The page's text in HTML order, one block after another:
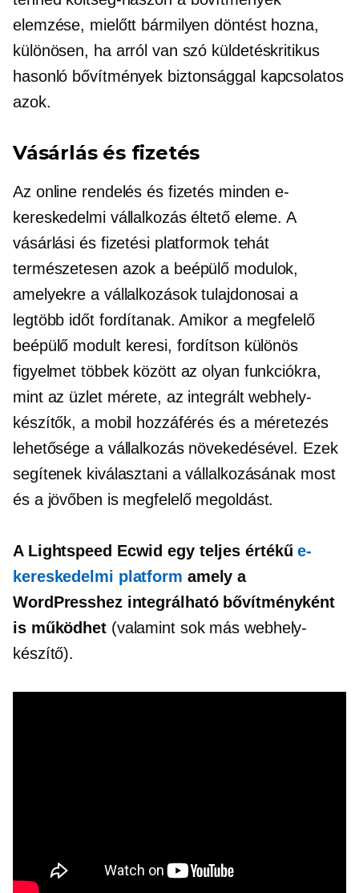
elemzése, mielőtt bármilyen döntést hozna,
különösen, ha arról van szó küldetéskritikus
hasonló bővítmények biztonsággal kapcsolatos
azok.
Vásárlás és fizetés
Az online rendelés és fizetés minden e-
kereskedelmi vállalkozás éltető eleme. A
vásárlási és fizetési platformok tehát
természetesen azok a beépülő modulok,
amelyekre a vállalkozások tulajdonosai a
legtöbb időt fordítanak. Amikor a megfelelő
beépülő modult keresi, fordítson különös
figyelmet többek között az olyan funkciókra,
mint az üzlet mérete, az integrált webhely-
készítők, a mobil hozzáférés és a méretezés
lehetősége a vállalkozás növekedésével. Ezek
segítenek kiválasztani a vállalkozásának most
és a jövőben is megfelelő megoldást.
A Lightspeed Ecwid egy teljes értékű e-
kereskedelmi platform amely a
WordPresshez integrálható bővítményként
is működhet(valamint sok más webhely-
készítő).